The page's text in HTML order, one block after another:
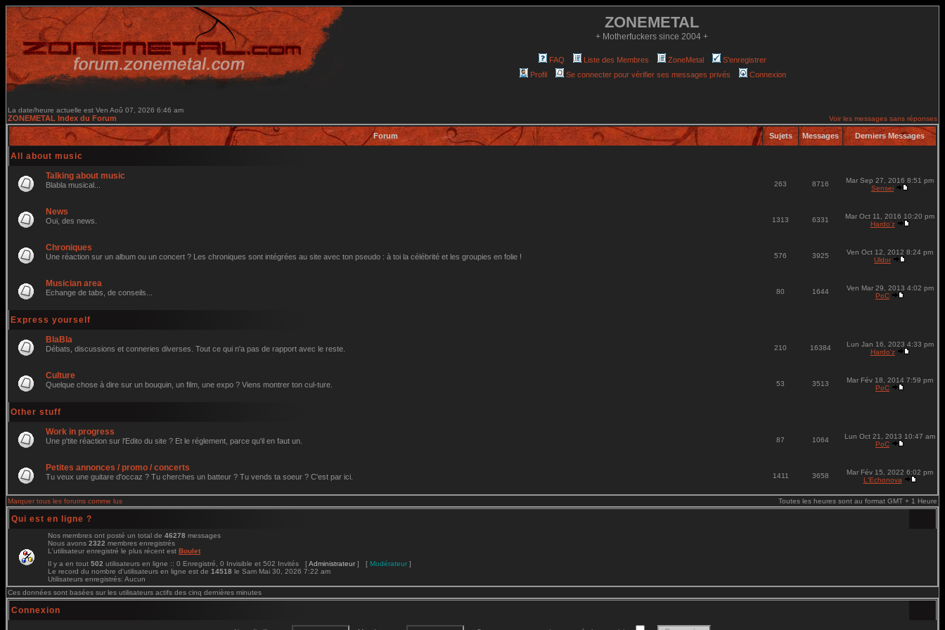
ZONEMETAL
+ Motherfuckers since 2004 +
FAQ Liste des Membres ZoneMetal
S'enregistrer
Profil
Se connecter pour vérifier ses messages privés Connexion
La date/heure actuelle est Ven Aoû 07, 2026 6:46 am
ZONEMETAL Index du Forum Voir les messages sans réponses
Forum Sujets Messages Derniers Messages
All about music
Talking about music
Blabla musical... 263 8716
Mar Sep 27, 2016 8:51 pm
Sensei
News
Oui, des news. 1313 6331
Mar Oct 11, 2016 10:20 pm
Hardo'z
Chroniques
Une réaction sur un album ou un concert ? Les chroniques sont intégrées au site avec ton pseudo : à toi la célébrité et les groupies en folie ! 576 3925
Ven Oct 12, 2012 8:24 pm
Uldor
Musician area
Echange de tabs, de conseils... 80 1644
Ven Mar 29, 2013 4:02 pm
PoC
Express yourself
BlaBla
Débats, discussions et conneries diverses. Tout ce qui n'a pas de rapport avec le reste. 210 16384
Lun Jan 16, 2023 4:33 pm
Hardo'z
Culture
Quelque chose à dire sur un bouquin, un film, une expo ? Viens montrer ton cul-ture. 53 3513
Mar Fév 18, 2014 7:59 pm
PoC
Other stuff
Work in progress
Une p'tite réaction sur l'Edito du site ? Et le réglement, parce qu'il en faut un. 87 1064
Lun Oct 21, 2013 10:47 am
PoC
Petites annonces / promo / concerts
Tu veux une guitare d'occaz ? Tu cherches un batteur ? Tu vends ta soeur ? C'est par ici. 1411 3658
Mar Fév 15, 2022 6:02 pm
L'Echonova
Marquer tous les forums comme lus Toutes les heures sont au format GMT + 1 Heure
Qui est en ligne ?
Nos membres ont posté un total de 46278 messages
Nous avons 2322 membres enregistrés
L'utilisateur enregistré le plus récent est Boulet
Il y a en tout 502 utilisateurs en ligne :: 0 Enregistré, 0 Invisible et 502 Invités [Administrateur ] [ Modérateur ]
Le record du nombre d'utilisateurs en ligne est de 14518 le Sam Mai 30, 2026 7:22 am
Utilisateurs enregistrés: Aucun
Ces données sont basées sur les utilisateurs actifs des cinq dernières minutes
Connexion